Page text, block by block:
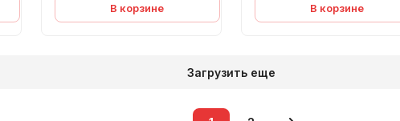
В корзине В корзине
Загрузить еще